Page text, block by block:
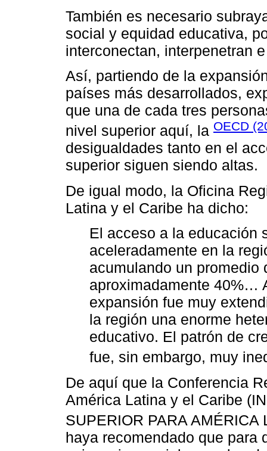
También es necesario
social y equidad educativa,
interconectan, interpenetran
Así, partiendo de la
países más desarrollados,
que una de cada tres
nivel superior aquí, la OECD
desigualdades tanto en el
superior siguen siendo altas.
De igual modo, la Oficina
Latina y el Caribe ha dicho:
El acceso a la educación
aceleradamente en la
acumulando un promedio
aproximadamente 40%…
expansión fue muy
la región una enorme
educativo. El patrón de
fue, sin embargo, muy
De aquí que la Conferencia
América Latina y el Caribe
SUPERIOR PARA AMÉRICA
haya recomendado que para